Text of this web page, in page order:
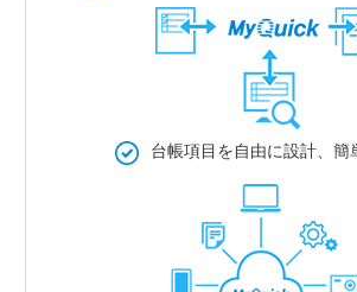
台帳項目を自由に設計、簡